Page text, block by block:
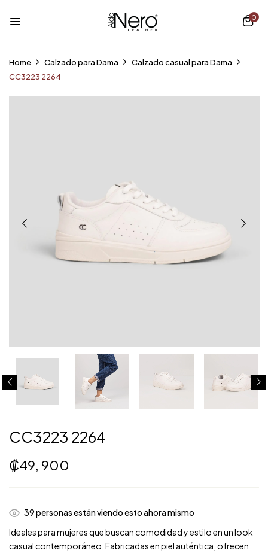
0
Home Calzado para Dama
Calzado casual para Dama
CC3223 2264
CC3223 2264
₡49, 900
39personas están viendo esto ahora mismo
Ideales para mujeres que buscan comodidad y estilo en un look
casual contemporáneo. Fabricadas en piel auténtica, ofrecen